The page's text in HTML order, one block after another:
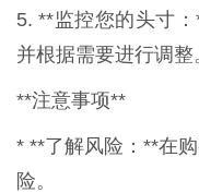
5. **监控您的头寸
并根据需要进行调整
**注意事项**
* **了解风险：**在
险。